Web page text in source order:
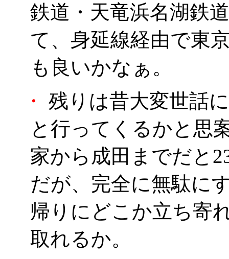
鉄道・天竜浜名湖鉄
て、身延線経由で東
も良いかなぁ。
・
残りは昔大変世話
と行ってくるかと思
家から成田までだと
だが、完全に無駄に
帰りにどこか立ち寄
取れるか。